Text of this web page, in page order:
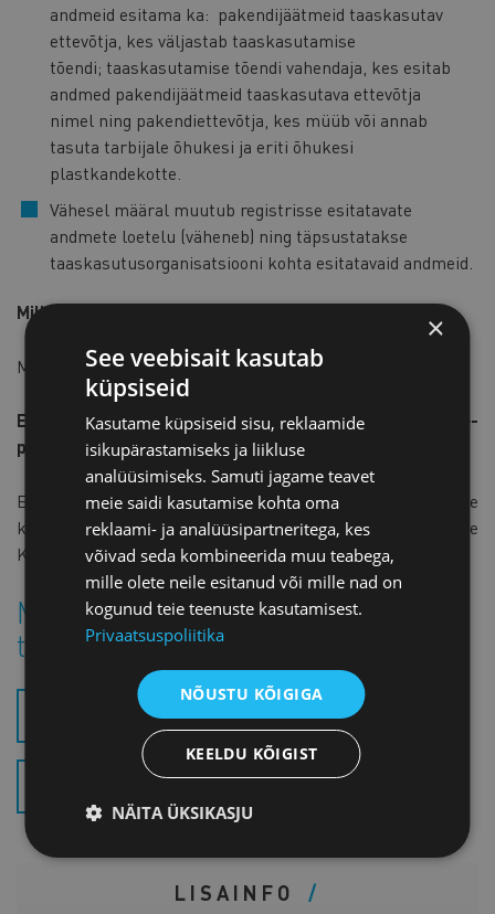
andmeid esitama ka: pakendijäätmeid taaskasutav
ettevõtja, kes väljastab taaskasutamise
tõendi; taaskasutamise tõendi vahendaja, kes esitab
andmed pakendijäätmeid taaskasutava ettevõtja
nimel ning pakendiettevõtja, kes müüb või annab
tasuta tarbijale õhukesi ja eriti õhukesi
plastkandekotte.
Vähesel määral muutub registrisse esitatavate
andmete loetelu (väheneb) ning täpsustatakse
taaskasutusorganisatsiooni kohta esitatavaid andmeid.
Millal määrus jõustub?
Määrus jõustub 2.septembril 2018.
Ettevõtjate arvamused on oodatud hiljemalt 17.maiks e-
posti aadressilemerike.koppel[at]koda.ee
Ettevõtjatelt laekunud tagasiside põhjal koostame
kaubanduskoja seisukoha, mille edastame
Keskkonnaministeeriumile.
Muudatustega saab lähemalt
tutvuda siin:
EELNÕU (.PDF)
LISAINFO
×
See veebisait kasutab
küpsiseid
Kasutame küpsiseid sisu, reklaamide
isikupärastamiseks ja liikluse
analüüsimiseks. Samuti jagame teavet
meie saidi kasutamise kohta oma
reklaami- ja analüüsipartneritega, kes
võivad seda kombineerida muu teabega,
mille olete neile esitanud või mille nad on
kogunud teie teenuste kasutamisest.
Privaatsuspoliitika
NÕUSTU KÕIGIGA
KEELDU KÕIGIST
NÄITA ÜKSIKASJU